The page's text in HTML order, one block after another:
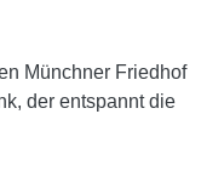
Münchner Friedhof
der entspannt die